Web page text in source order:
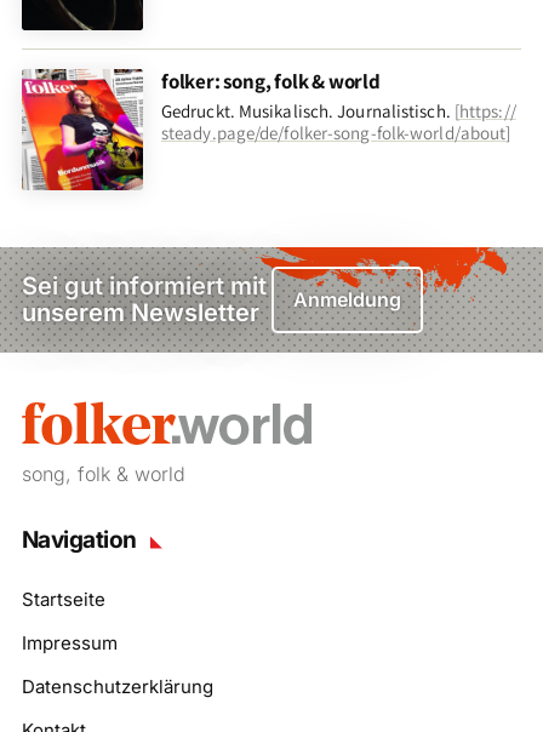
folker: song, folk & world
Gedruckt. Musikalisch. Journalistisch. [https://
steady.page/de/folker-song-folk-world/about]
Sei gut informiert mit
unserem Newsletter
Anmeldung
song, folk & world
Navigation
Startseite
Impressum
Datenschutzerklärung